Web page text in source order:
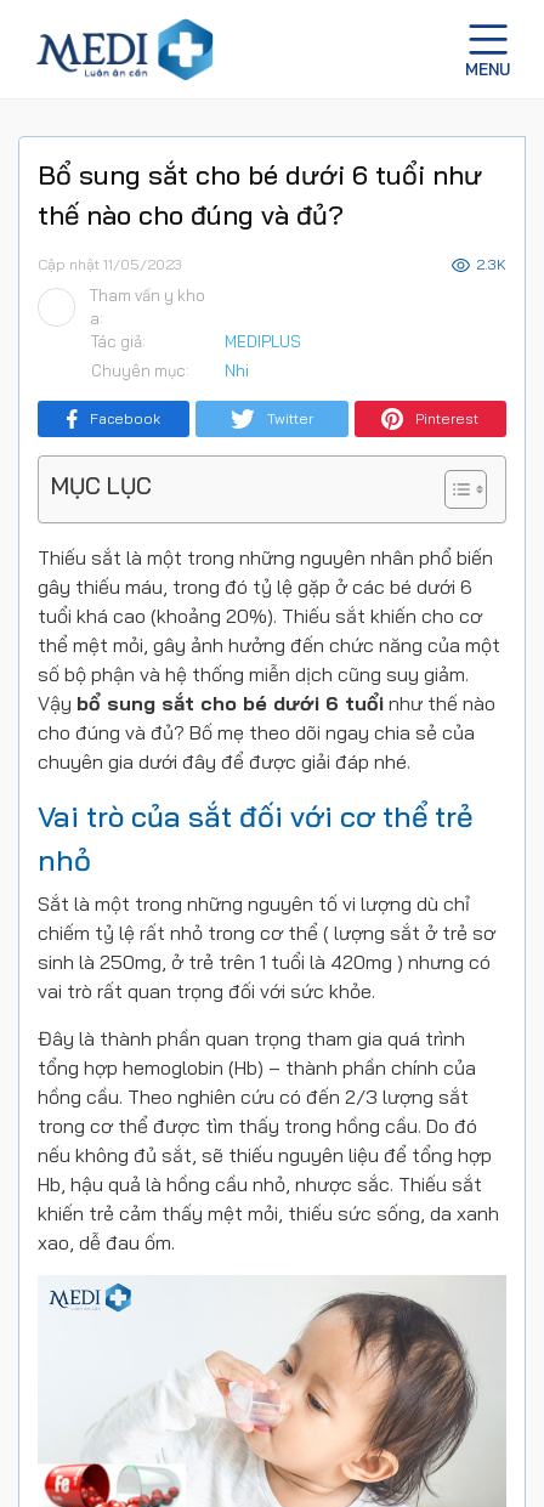
Bổ sung sắt cho bé dưới 6 tuổi như
thế nào cho đúng và đủ?
Cập nhật 11/05/2023 2.3K
Tham vấn y kho
a:
Tác giả:
MEDIPLUS
Chuyên mục:
Nhi
Facebook Twitter Pinterest
MỤC LỤC
Thiếu sắt là một trong những nguyên nhân phổ biến
gây thiếu máu, trong đó tỷ lệ gặp ở các bé dưới 6
tuổi khá cao (khoảng 20%). Thiếu sắt khiến cho cơ
thể mệt mỏi, gây ảnh hưởng đến chức năng của một
số bộ phận và hệ thống miễn dịch cũng suy giảm.
Vậy bổ sung sắt cho bé dưới 6 tuổi như thế nào
cho đúng và đủ? Bố mẹ theo dõi ngay chia sẻ của
chuyên gia dưới đây để được giải đáp nhé.
Vai trò của sắt đối với cơ thể trẻ
nhỏ
Sắt là một trong những nguyên tố vi lượng dù chỉ
chiếm tỷ lệ rất nhỏ trong cơ thể ( lượng sắt ở trẻ sơ
sinh là 250mg, ở trẻ trên 1 tuổi là 420mg ) nhưng có
vai trò rất quan trọng đối với sức khỏe.
Đây là thành phần quan trọng tham gia quá trình
tổng hợp hemoglobin (Hb) – thành phần chính của
hồng cầu. Theo nghiên cứu có đến 2/3 lượng sắt
trong cơ thể được tìm thấy trong hồng cầu. Do đó
nếu không đủ sắt, sẽ thiếu nguyên liệu để tổng hợp
Hb, hậu quả là hồng cầu nhỏ, nhược sắc. Thiếu sắt
khiến trẻ cảm thấy mệt mỏi, thiếu sức sống, da xanh
xao, dễ đau ốm.